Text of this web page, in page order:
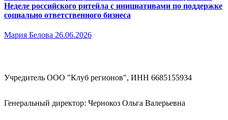
Неделе российского ритейла с инициативами по поддержке
социально ответственного бизнеса
Мария Белова 26.06.2026
Учредитель ООО "Клуб регионов", ИНН 6685155934
Генеральный директор: Чернокоз Ольга Валерьевна